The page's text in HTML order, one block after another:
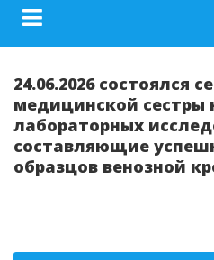
24.06.2026 состоялся
медицинской сестры
лабораторных
составляющие
образцов венозной